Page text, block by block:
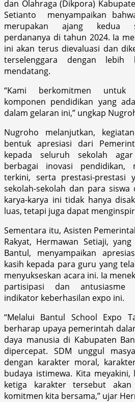
dan Olahraga (Dikpora)
Setianto menyampaikan
merupakan ajang kedua
perdananya di tahun 2024. Ia
ini akan terus dievaluasi dan
terselenggara dengan
mendatang.
“Kami berkomitmen untuk
komponen pendidikan yang
dalam gelaran ini,” ungkap
Nugroho melanjutkan,
bentuk apresiasi dari
kepada seluruh sekolah
berbagai inovasi pendidikan,
terkini, serta prestasi-prestasi
sekolah-sekolah dan para siswa
karya-karya ini tidak hanya
luas, tetapi juga dapat
Sementara itu, Asisten
Rakyat, Hermawan Setiaji,
Bantul, menyampaikan
kasih kepada para guru yang
menyukseskan acara ini. Ia
partisipasi dan antusiasme
indikator keberhasilan expo ini.
“Melalui Bantul School Expo
berharap upaya pemerintah
daya manusia di Kabupaten
dipercepat. SDM unggul
dengan karakter moral,
budaya istimewa. Kita
ketiga karakter tersebut
komitmen kita bersama,” ujar